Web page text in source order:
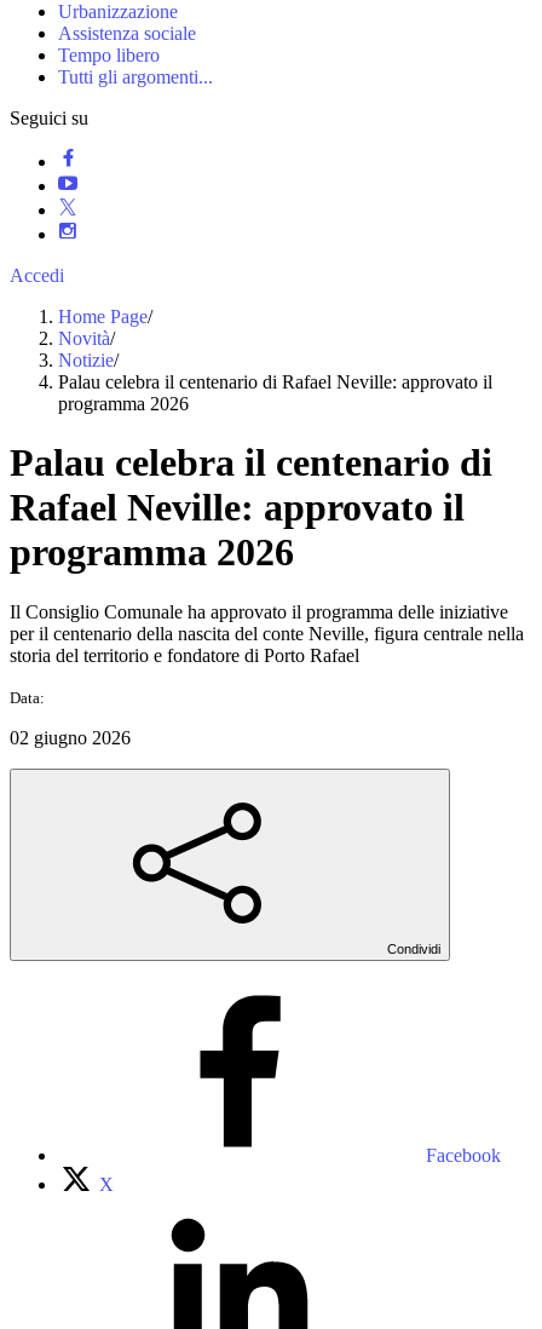
Urbanizzazione
Assistenza sociale
Tempo libero
Tutti gli argomenti...
Seguici su
Accedi
Home Page/
Novità/
Notizie/
Palau celebra il centenario di Rafael Neville: approvato il
programma 2026
Palau celebra il centenario di
Rafael Neville: approvato il
programma 2026
Il Consiglio Comunale ha approvato il programma delle iniziative
per il centenario della nascita del conte Neville, figura centrale nella
storia del territorio e fondatore di Porto Rafael
Data:
02 giugno 2026
Condividi
Facebook
X